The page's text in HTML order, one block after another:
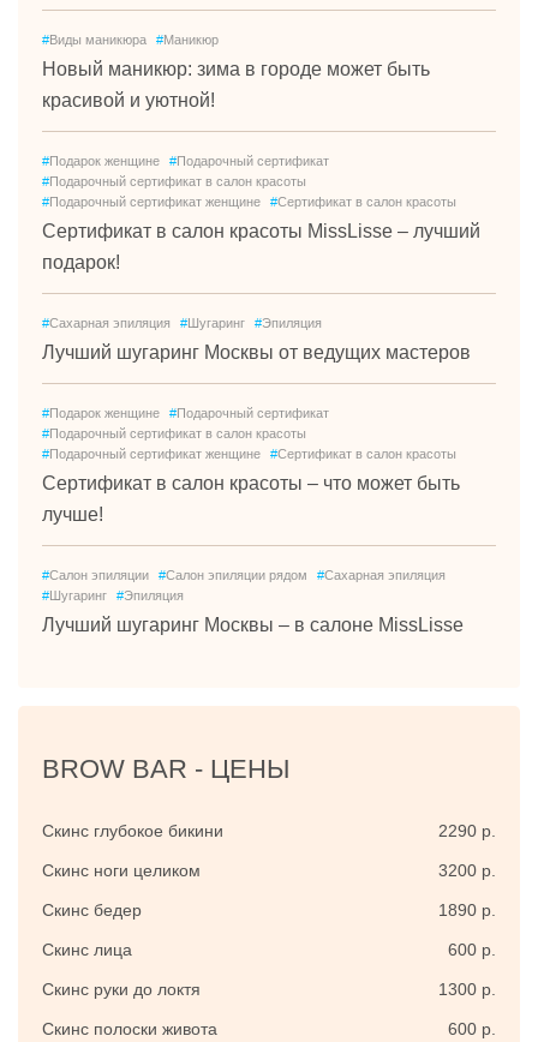
#Виды маникюра #Маникюр
Новый маникюр: зима в городе может быть
красивой и уютной!
#Подарок женщине #Подарочный сертификат
#Подарочный сертификат в салон красоты
#Подарочный сертификат женщине #Сертификат в салон красоты
Сертификат в салон красоты MissLisse – лучший
подарок!
#Сахарная эпиляция #Шугаринг #Эпиляция
Лучший шугаринг Москвы от ведущих мастеров
#Подарок женщине #Подарочный сертификат
#Подарочный сертификат в салон красоты
#Подарочный сертификат женщине #Сертификат в салон красоты
Сертификат в салон красоты – что может быть
лучше!
#Салон эпиляции #Салон эпиляции рядом #Сахарная эпиляция
#Шугаринг #Эпиляция
Лучший шугаринг Москвы – в салоне MissLisse
BROW BAR - ЦЕНЫ
Скинс глубокое бикини 2290 р.
Скинс ноги целиком 3200 р.
Скинс бедер 1890 р.
Скинс лица 600 р.
Скинс руки до локтя 1300 р.
Скинс полоски живота 600 р.